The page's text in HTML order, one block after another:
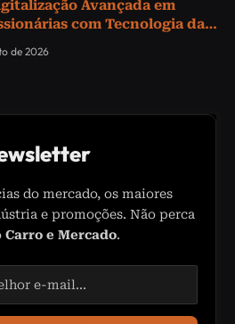
Avançada em
com Tecnologia da
de 2026
do mercado, os maiores
e promoções. Não perca
Carro e Mercado.